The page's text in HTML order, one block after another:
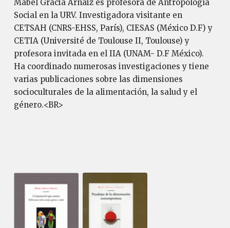
Mabel Gracia Arnaiz es profesora de Antropología
Social en la URV. Investigadora visitante en
CETSAH (CNRS-EHSS, París), CIESAS (México D.F) y
CETIA (Université de Toulouse II, Toulouse) y
profesora invitada en el IIA (UNAM- D.F México).
Ha coordinado numerosas investigaciones y tiene
varias publicaciones sobre las dimensiones
socioculturales de la alimentación, la salud y el
género.<BR>